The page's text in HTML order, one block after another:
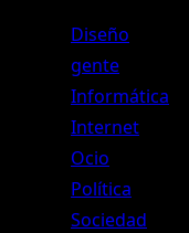
Diseño
gente
Informática
Internet
Ocio
Política
Sociedad